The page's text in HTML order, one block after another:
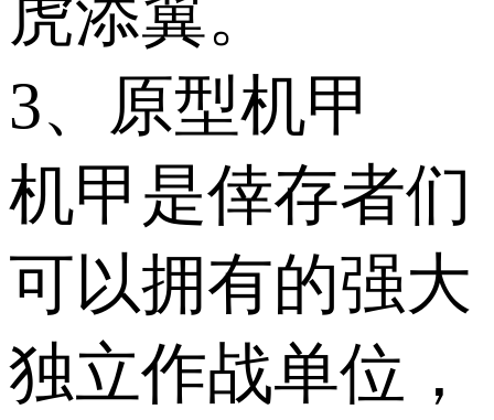
虎添翼。
3、原型机甲
机甲是倖存者们
可以拥有的强大
独立作战单位，